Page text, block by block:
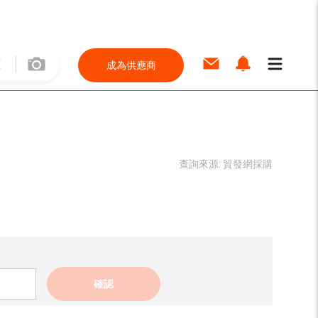
成為供應商
查詢來源: 貿發網採購
確認